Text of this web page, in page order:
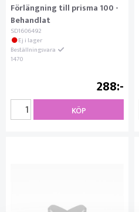
Förlängning till prisma 100 -
Behandlat
SD1606492
Ej i lager
Beställningsvara
1470
288
KÖP